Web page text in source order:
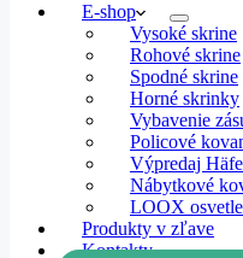
E-shop
Vysoké skrine
Rohové skrine
Spodné skrine
Horné skrinky
Vybavenie
Policové
Výpredaj
Nábytkové
LOOX
Produkty v zľave
Kontakty